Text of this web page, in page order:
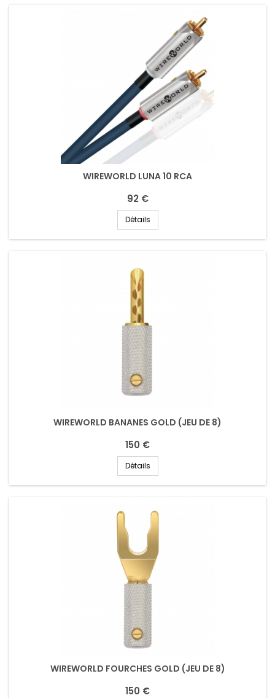
WIREWORLD LUNA 10 RCA
92 €
Détails
WIREWORLD BANANES GOLD (JEU DE 8)
150 €
Détails
WIREWORLD FOURCHES GOLD (JEU DE 8)
150 €